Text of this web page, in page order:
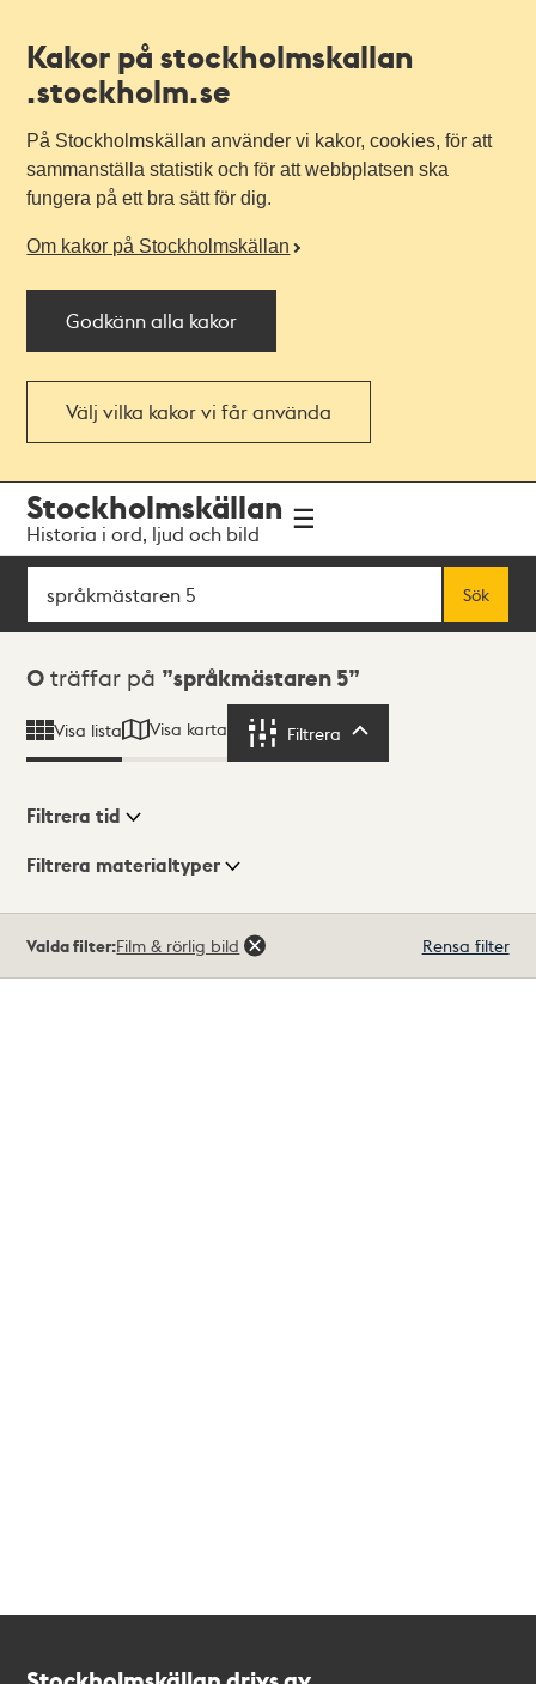
Kakor på stockholmskallan
.stockholm.se
På Stockholmskällan använder vi kakor, cookies, för att
sammanställa statistik och för att webbplatsen ska
fungera på ett bra sätt för dig.
Om kakor på Stockholmskällan
Godkänn alla kakor
Välj vilka kakor vi får använda
navigationen
huvudinnehållet
Stockholmskällan
Historia i ord, ljud och bild
Sök
Sök
Sökresultat
0 träffar på språkmästaren 5
Visa lista Visa karta Filtrera
Visningsläge
Filtrera tid
Filtrera materialtyper
träffar
Valda filter:Film & rörlig bild Rensa filter